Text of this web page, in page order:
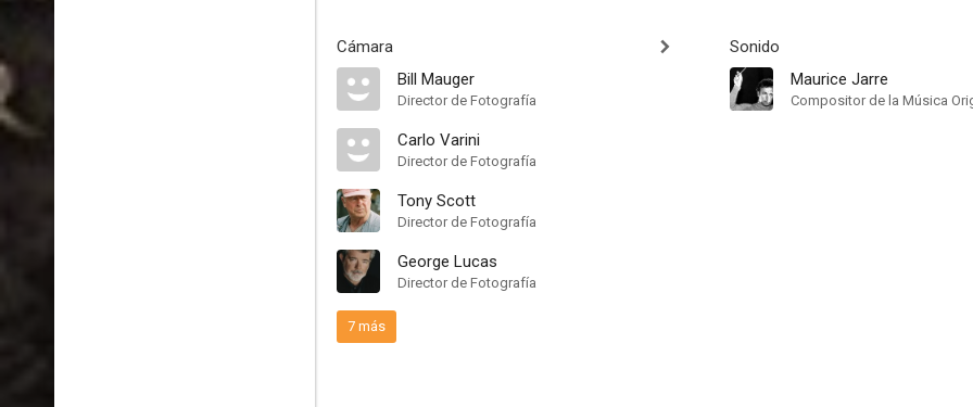
Cámara
Bill Mauger
Director de Fotografía
Carlo Varini
Director de Fotografía
Tony Scott
Director de Fotografía
George Lucas
Director de Fotografía
7 más
Sonido
Maurice Jarre
Compositor de la Música